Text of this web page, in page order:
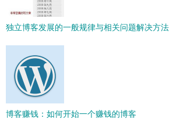
独立博客发展的一般规律与相关问题解决方法
博客赚钱：如何开始一个赚钱的博客